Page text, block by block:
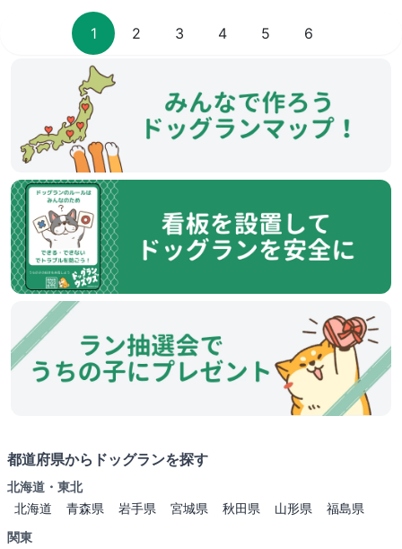
1 2 3 4 5 6
都道府県からドッグランを探す
北海道・東北
北海道
青森県 岩手県 宮城県 秋田県 山形県
福島県
関東